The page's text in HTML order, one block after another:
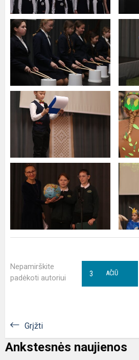
Nepamirškite
padėkoti autoriui
AČIŪ
3
Grįžti
Ankstesnės naujienos